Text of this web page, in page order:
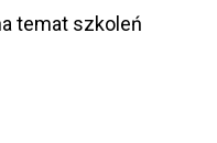
temat szkoleń